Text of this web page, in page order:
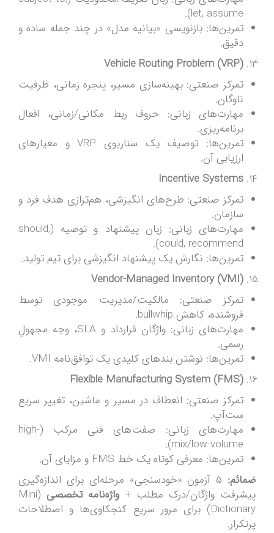
let, assume).
تمرین‌ها: بازنویسی «بیانیه مدل» در چند جمله ساده و
دقیق.
Vehicle Routing Problem (VRP)
تمرکز صنعتی: بهینه‌سازی مسیر، پنجره زمانی، ظرفیت
ناوگان.
مهارت‌های زبانی: حروف ربط مکانی/زمانی، افعال
برنامه‌ریزی.
تمرین‌ها: توصیف یک سناریوی VRP و معیارهای
ارزیابی آن.
Incentive Systems
تمرکز صنعتی: طرح‌های انگیزشی، هم‌ترازی هدف فرد و
سازمان.
مهارت‌های زبانی: زبان پیشنهاد و توصیه (should,
could, recommend).
تمرین‌ها: نگارش یک پیشنهاد انگیزشی برای تیم تولید.
Vendor-Managed Inventory (VMI)
تمرکز صنعتی: مالکیت/مدیریت موجودی توسط
فروشنده، کاهش bullwhip.
مهارت‌های زبانی: واژگان قرارداد و SLA، وجه مجهولِ
رسمی.
تمرین‌ها: نوشتن بندهای کلیدی یک توافق‌نامه VMI.
Flexible Manufacturing System (FMS)
تمرکز صنعتی: انعطاف در مسیر و ماشین، تغییر سریع
ست‌آپ.
مهارت‌های زبانی: صفت‌های فنی مرکب (high-
mix/low-volume).
تمرین‌ها: معرفی کوتاه یک خط FMS و مزایای آن.
ضمائم:
۵ آزمون «خودسنجی» مرحله‌ای برای اندازه‌گیری
پیشرفت واژگان/درک مطلب + واژه‌نامه تخصصی (Mini
Dictionary) برای مرور سریع کنجکاوی‌ها و اصطلاحات
پرتکرار.